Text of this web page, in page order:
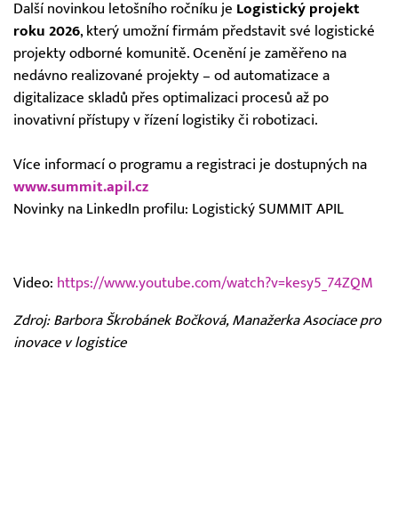
Další novinkou letošního ročníku je Logistický projekt
roku 2026, který umožní firmám představit své logistické
projekty odborné komunitě. Ocenění je zaměřeno na
nedávno realizované projekty – od automatizace a
digitalizace skladů přes optimalizaci procesů až po
inovativní přístupy v řízení logistiky či robotizaci.
Více informací o programu a registraci je dostupných na
www.summit.apil.cz
Novinky na LinkedIn profilu: Logistický SUMMIT APIL
Video: https://www.youtube.com/watch?v=kesy5_74ZQM
Zdroj: Barbora Škrobánek Bočková, Manažerka Asociace pro
inovace v logistice